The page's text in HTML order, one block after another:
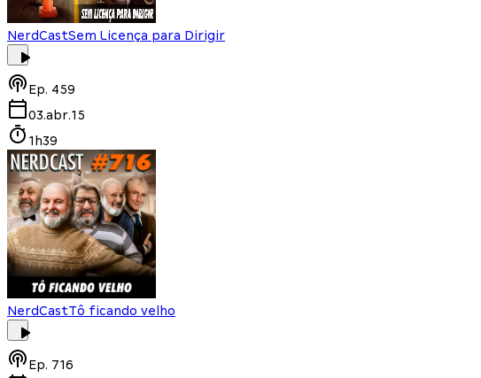
NerdCastSem Licença para Dirigir
Ep. 459
03.abr.15
1h39
NerdCastTô ficando velho
Ep. 716